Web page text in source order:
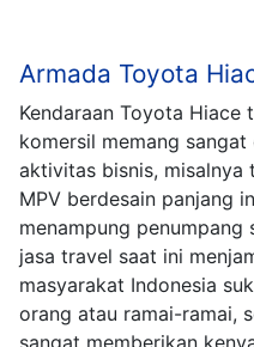
Armada Toyota
Kendaraan Toyota Hiace
komersil memang
aktivitas bisnis, misalnya
MPV berdesain panjang
menampung penumpang
jasa travel saat ini
masyarakat Indonesia
orang atau ramai-ramai,